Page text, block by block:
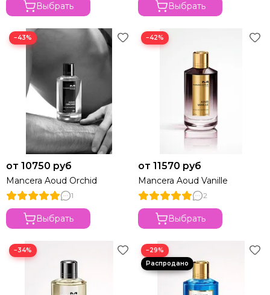
Выбрать Выбрать
−43%
от 10750 руб
Mancera Aoud Orchid
1
Выбрать
−42%
от 11570 руб
Mancera Aoud Vanille
2
Выбрать
−34% −29%